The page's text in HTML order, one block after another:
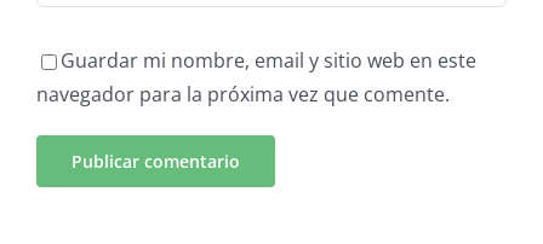
Guardar mi nombre, email y sitio web en este
navegador para la próxima vez que comente.